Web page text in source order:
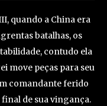
quando a China era
batalhas, os
contudo ela
move peças para seu
comandante ferido
de sua vingança.